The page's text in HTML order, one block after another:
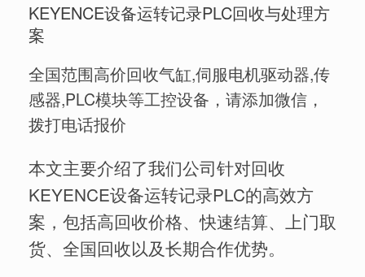
KEYENCE设备运转记录PLC回收与处理方
案
全国范围高价回收气缸,伺服电机驱动器,传
感器,PLC模块等工控设备，请添加微信，
拨打电话报价
本文主要介绍了我们公司针对回收
KEYENCE设备运转记录PLC的高效方
案，包括高回收价格、快速结算、上门取
货、全国回收以及长期合作优势。